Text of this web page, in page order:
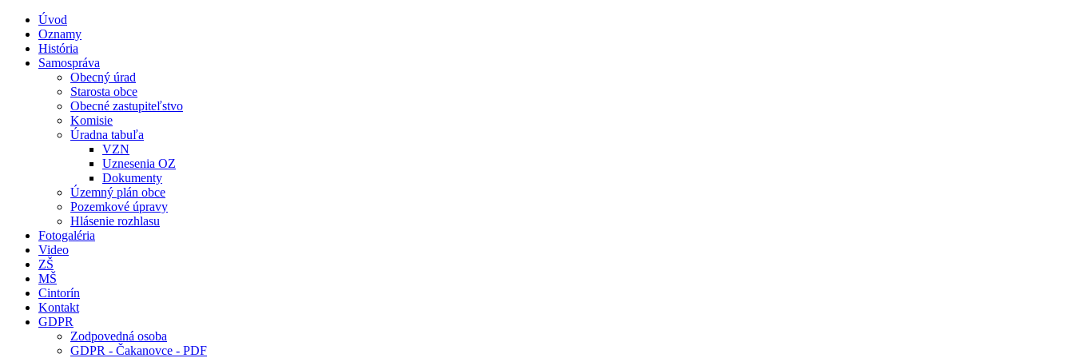
Úvod
Oznamy
História
Samospráva
Obecný úrad
Starosta obce
Obecné zastupiteľstvo
Komisie
Úradna tabuľa
VZN
Uznesenia OZ
Dokumenty
Územný plán obce
Pozemkové úpravy
Hlásenie rozhlasu
Fotogaléria
Video
ZŠ
MŠ
Cintorín
Kontakt
GDPR
Zodpovedná osoba
GDPR - Čakanovce - PDF